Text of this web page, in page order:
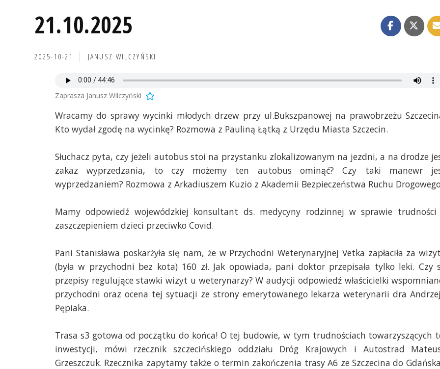
21.10.2025
2025-10-21 JANUSZ WILCZYŃSKI
Zaprasza Janusz Wilczyński
Wracamy do sprawy wycinki młodych drzew przy ul.Bukszpanowej na prawobrzeżu
Kto wydał zgodę na wycinkę? Rozmowa z Pauliną Łątką z Urzędu Miasta Szczecin.
Słuchacz pyta, czy jeżeli autobus stoi na przystanku zlokalizowanym na jezdni, a na drodze
zakaz wyprzedzania, to czy możemy ten autobus ominąć? Czy taki manewr
wyprzedzaniem? Rozmowa z Arkadiuszem Kuzio z Akademii Bezpieczeństwa Ruchu
Mamy odpowiedź wojewódzkiej konsultant ds. medycyny rodzinnej w sprawie trudności
zaszczepieniem dzieci przeciwko Covid.
Pani Stanisława poskarżyła się nam, że w Przychodni Weterynaryjnej Vetka zapłaciła za
(była w przychodni bez kota) 160 zł. Jak opowiada, pani doktor przepisała tylko leki. Czy
przepisy regulujące stawki wizyt u weterynarzy? W audycji odpowiedź właścicielki
przychodni oraz ocena tej sytuacji ze strony emerytowanego lekarza weterynarii dra
Pępiaka.
Trasa s3 gotowa od początku do końca! O tej budowie, w tym trudnościach towarzyszących
inwestycji, mówi rzecznik szczecińskiego oddziału Dróg Krajowych i Autostrad
Grzeszczuk. Rzecznika zapytamy także o termin zakończenia trasy A6 ze Szczecina do